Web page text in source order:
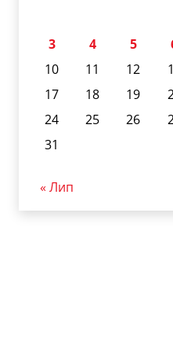
3
4 5
10
11 12
17
18 19
24
25 26
31
« Лип